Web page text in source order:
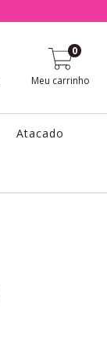
Meu carrinho
0
Atacado